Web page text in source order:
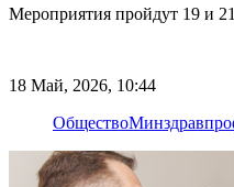
Мероприятия пройдут 19 и
18 Май, 2026, 10:44
ОбществоМинздрав